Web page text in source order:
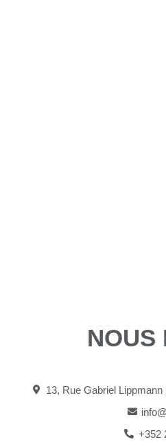
NOUS
13, Rue Gabriel
+352